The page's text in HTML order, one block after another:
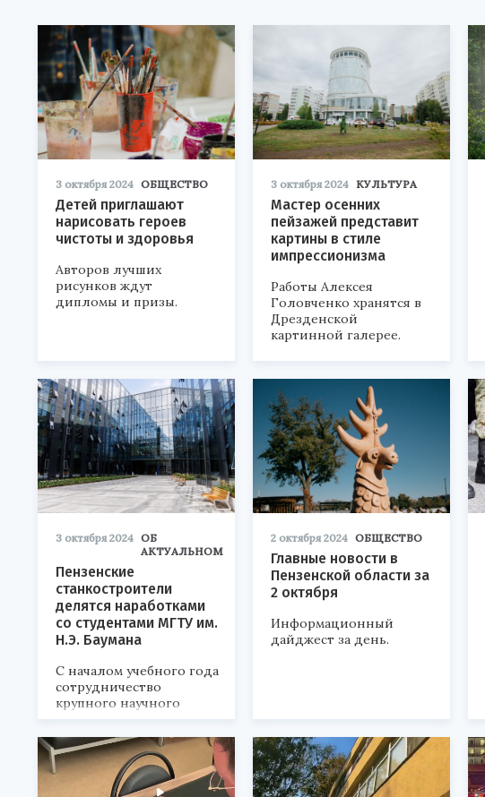
3 октября 2024 ОБЩЕСТВО
Детей приглашают
нарисовать героев
чистоты и здоровья
Авторов лучших
рисунков ждут
дипломы и призы.
3 октября 2024 КУЛЬТУРА
Мастер осенних
пейзажей представит
картины в стиле
импрессионизма
Работы Алексея
Головченко хранятся в
Дрезденской
картинной галерее.
3 октября 2024 ОБ
АКТУАЛЬНОМ
Пензенские
станкостроители
делятся наработками
со студентами МГТУ им.
Н.Э. Баумана
С началом учебного года
сотрудничество
крупного научного
центра страны и
станкостроительного
завода вышло на новый
уровень.
2 октября 2024 ОБЩЕСТВО
Главные новости в
Пензенской области за
2 октября
Информационный
дайджест за день.